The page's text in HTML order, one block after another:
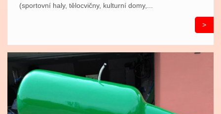
(sportovní haly, tělocvičny, kulturní domy,...
>